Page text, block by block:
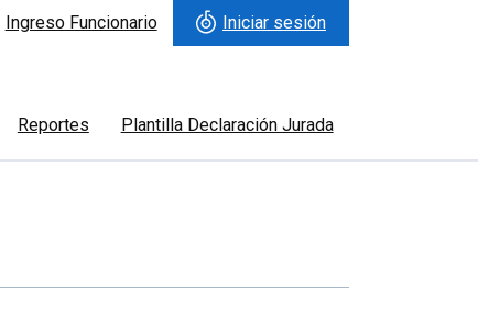
Ingreso Funcionario Iniciar sesión
Reportes Plantilla Declaración Jurada